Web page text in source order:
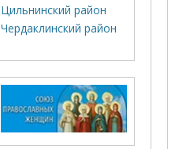
Цильнинский район
Чердаклинский район